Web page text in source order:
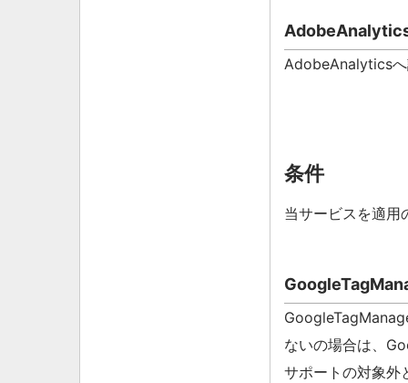
AdobeAnalytics
条件
当サービスを適用
ないの場合は、
サポートの対象外